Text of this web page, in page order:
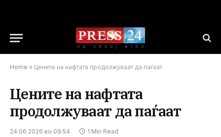
Home » Цените на нафтата продолжуваат да паѓаат
Цените на нафтата
продолжуваат да паѓаат
24.06.2026 во 09:54 1 Min Read